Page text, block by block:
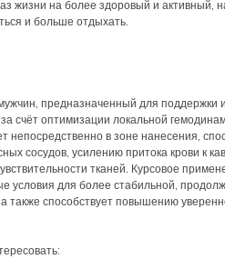
жизни на более здоровый и активный,
и больше отдыхать.
предназначенный для поддержки
счёт оптимизации локальной
непосредственно в зоне нанесения,
сосудов, усилению притока крови к
тканей. Курсовое
условия для более стабильной,
также способствует повышению